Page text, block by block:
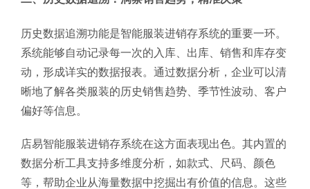
历史数据追溯功能是智能服装进销存系统的重要一环。
系统能够自动记录每一次的入库、出库、销售和库存变
动，形成详实的数据报表。通过数据分析，企业可以清
晰地了解各类服装的历史销售趋势、季节性波动、客户
偏好等信息。
店易智能服装进销存系统在这方面表现出色。其内置的
数据分析工具支持多维度分析，如款式、尺码、颜色
等，帮助企业从海量数据中挖掘出有价值的信息。这些